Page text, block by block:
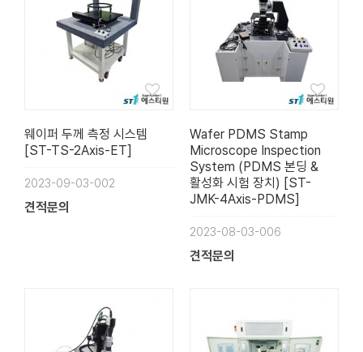
웨이퍼 두께 측정 시스템
[ST-TS-2Axis-ET]
2023-09-03-002
견적문의
Wafer PDMS Stamp
Microscope Inspection
System (PDMS 본딩 &
활성화 시험 장치) [ST-
JMK-4Axis-PDMS]
2023-08-03-006
견적문의